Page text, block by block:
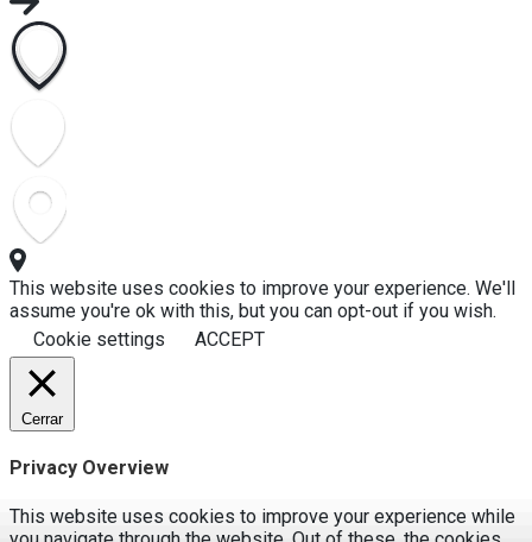
This website uses cookies to improve your experience. We'll
assume you're ok with this, but you can opt-out if you wish.
Cookie settings
ACCEPT
Cerrar
Privacy Overview
This website uses cookies to improve your experience while